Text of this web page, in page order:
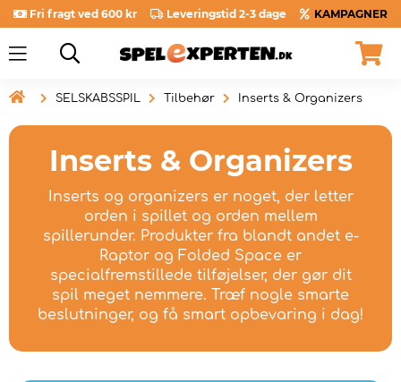
Fri fragt ved 600 kr Leveringstid 2-3 dage KAMPAGNER
 SELSKABSSPIL Tilbehør Inserts & Organizers
Inserts & Organizers
Inserts og organizers er noget, der letter
orden i spillet og orden mellem
spillerunder. Produkter fra blandt andet e-
Raptor og Folded Space er
specialfremstillede tilføjelser, der gør dit
spil meget nemmere. Træf nogle smarte
beslutninger, og få smart opbevaring i dag!